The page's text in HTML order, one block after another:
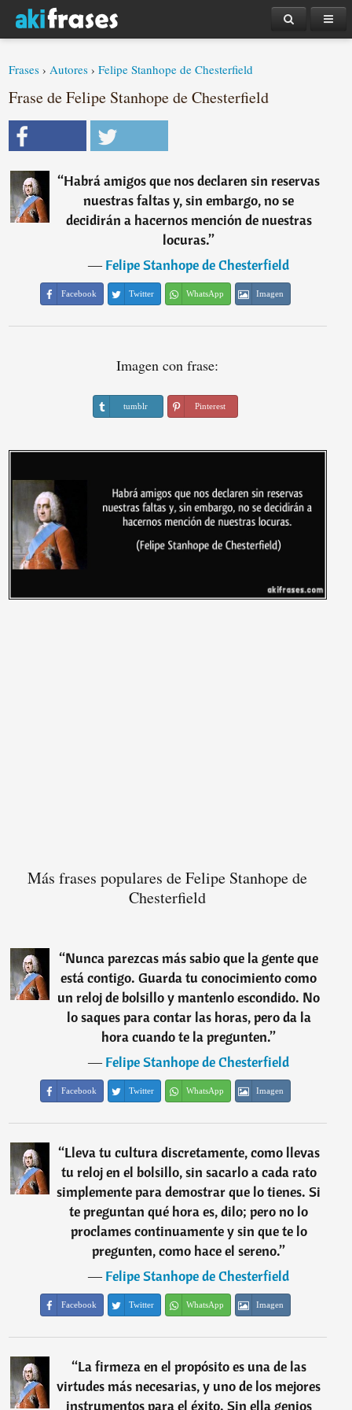
Frases ›Autores ›Felipe Stanhope de Chesterfield
Frase de Felipe Stanhope de Chesterfield
“Habrá amigos que nos declaren sin reservas
nuestras faltas y, sin embargo, no se
decidirán a hacernos mención de nuestras
locuras.”
―Felipe Stanhope de Chesterfield
Facebook Twitter WhatsApp Imagen
Imagen con frase:
tumblr Pinterest
Más frases populares de Felipe Stanhope de
Chesterfield
“Nunca parezcas más sabio que la gente que
está contigo. Guarda tu conocimiento como
un reloj de bolsillo y mantenlo escondido. No
lo saques para contar las horas, pero da la
hora cuando te la pregunten.”
―Felipe Stanhope de Chesterfield
Facebook Twitter WhatsApp Imagen
“Lleva tu cultura discretamente, como llevas
tu reloj en el bolsillo, sin sacarlo a cada rato
simplemente para demostrar que lo tienes. Si
te preguntan qué hora es, dilo; pero no lo
proclames continuamente y sin que te lo
pregunten, como hace el sereno.”
―Felipe Stanhope de Chesterfield
Facebook Twitter WhatsApp Imagen
“La firmeza en el propósito es una de las
virtudes más necesarias, y uno de los mejores
instrumentos para el éxito. Sin ella genios